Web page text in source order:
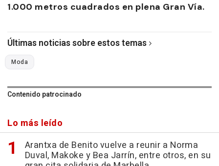
1.000 metros cuadrados en plena Gran Vía.
Últimas noticias sobre estos temas
Moda
Contenido patrocinado
Lo más leído
Arantxa de Benito vuelve a reunir a Norma
Duval, Makoke y Bea Jarrín, entre otros, en su